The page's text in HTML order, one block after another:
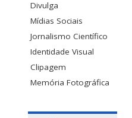
Divulga
Mídias Sociais
Jornalismo Científico
Identidade Visual
Clipagem
Memória Fotográfica